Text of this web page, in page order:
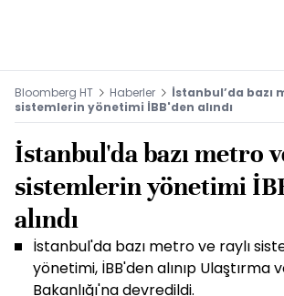
Bloomberg HT Haberler
İstanbul’da bazı
sistemlerin yönetimi İBB'den alındı
İstanbul'da bazı metro
sistemlerin yönetimi
alındı
İstanbul'da bazı metro ve raylı
yönetimi, İBB'den alınıp Ulaştırma
Bakanlığı'na devredildi.